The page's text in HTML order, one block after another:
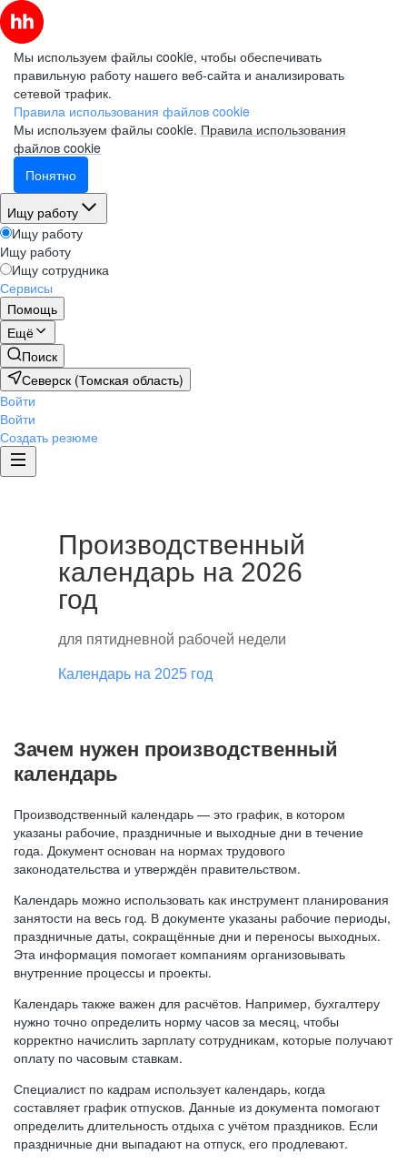
Мы используем файлы cookie, чтобы обеспечивать
правильную работу нашего веб-сайта и анализировать
сетевой трафик.
Правила использования файлов cookie
Мы используем файлы cookie. Правила использования
файлов cookie
Понятно
Ищу работу
Ищу работу
Ищу работу
Ищу сотрудника
Сервисы
Помощь
Ещё
Поиск
Северск (Томская область)
Войти
Войти
Создать резюме
Производственный
календарь на 2026
год
для пятидневной рабочей недели
Календарь на 2025 год
Зачем нужен производственный
календарь
Производственный календарь — это график, в котором
указаны рабочие, праздничные и выходные дни в течение
года. Документ основан на нормах трудового
законодательства и утверждён правительством.
Календарь можно использовать как инструмент планирования
занятости на весь год. В документе указаны рабочие периоды,
праздничные даты, сокращённые дни и переносы выходных.
Эта информация помогает компаниям организовывать
внутренние процессы и проекты.
Календарь также важен для расчётов. Например, бухгалтеру
нужно точно определить норму часов за месяц, чтобы
корректно начислить зарплату сотрудникам, которые получают
оплату по часовым ставкам.
Специалист по кадрам использует календарь, когда
составляет график отпусков. Данные из документа помогают
определить длительность отдыха с учётом праздников. Если
праздничные дни выпадают на отпуск, его продлевают.